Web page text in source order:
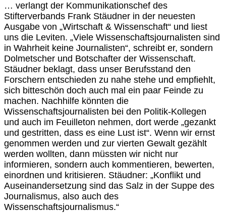
… verlangt der Kommunikationschef des
Stifterverbands Frank Stäudner in der neuesten
Ausgabe von „Wirtschaft & Wissenschaft“ und liest
uns die Leviten. „Viele Wissenschaftsjournalisten sind
in Wahrheit keine Journalisten“, schreibt er, sondern
Dolmetscher und Botschafter der Wissenschaft.
Stäudner beklagt, dass unser Berufsstand den
Forschern entschieden zu nahe stehe und empfiehlt,
sich bitteschön doch auch mal ein paar Feinde zu
machen. Nachhilfe könnten die
Wissenschaftsjournalisten bei den Politik-Kollegen
und auch im Feuilleton nehmen, dort werde „gezankt
und gestritten, dass es eine Lust ist“. Wenn wir ernst
genommen werden und zur vierten Gewalt gezählt
werden wollten, dann müssten wir nicht nur
informieren, sondern auch kommentieren, bewerten,
einordnen und kritisieren. Stäudner: „Konflikt und
Auseinandersetzung sind das Salz in der Suppe des
Journalismus, also auch des
Wissenschaftsjournalismus.“